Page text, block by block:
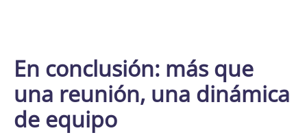
En conclusión: más que
una reunión, una dinámica
de equipo